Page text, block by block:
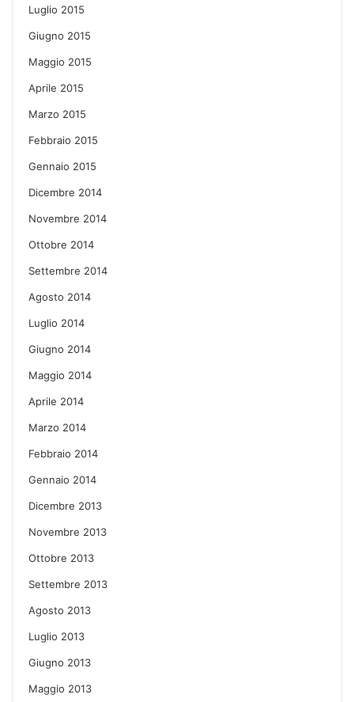
Luglio 2015
Giugno 2015
Maggio 2015
Aprile 2015
Marzo 2015
Febbraio 2015
Gennaio 2015
Dicembre 2014
Novembre 2014
Ottobre 2014
Settembre 2014
Agosto 2014
Luglio 2014
Giugno 2014
Maggio 2014
Aprile 2014
Marzo 2014
Febbraio 2014
Gennaio 2014
Dicembre 2013
Novembre 2013
Ottobre 2013
Settembre 2013
Agosto 2013
Luglio 2013
Giugno 2013
Maggio 2013